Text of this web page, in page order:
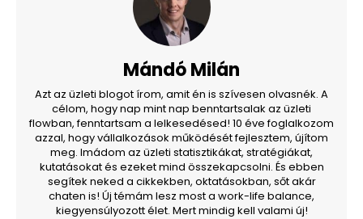
Mándó Milán
Azt az üzleti blogot írom, amit én is szívesen olvasnék. A
célom, hogy nap mint nap benntartsalak az üzleti
flowban, fenntartsam a lelkesedésed! 10 éve foglalkozom
azzal, hogy vállalkozások működését fejlesztem, újítom
meg. Imádom az üzleti statisztikákat, stratégiákat,
kutatásokat és ezeket mind összekapcsolni. És ebben
segítek neked a cikkekben, oktatásokban, sőt akár
chaten is! Új témám lesz most a work-life balance,
kiegyensúlyozott élet. Mert mindig kell valami új!